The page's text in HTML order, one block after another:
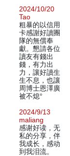
2024/10/20
Tao
粗暴的以信用
卡感謝好讀團
隊的無償奉
獻。懇請各位
讀友有錢出
錢，有力出
力，讓好讀生
生不息，也讓
周博士恩澤廣
被不熄°
2024/9/13
maliang
感谢好读，无
私的分享，伴
我成长，感动
到我泪流。